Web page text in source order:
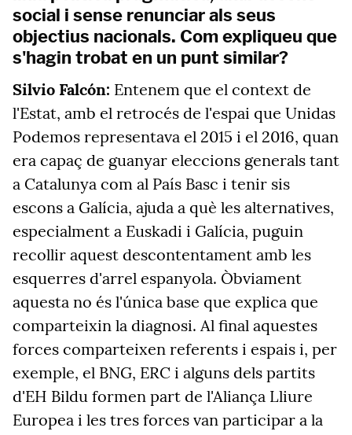
social i sense renunciar als seus
objectius nacionals. Com expliqueu que
s'hagin trobat en un punt similar?
Silvio Falcón: Entenem que el context de
l'Estat, amb el retrocés de l'espai que Unidas
Podemos representava el 2015 i el 2016, quan
era capaç de guanyar eleccions generals tant
a Catalunya com al País Basc i tenir sis
escons a Galícia, ajuda a què les alternatives,
especialment a Euskadi i Galícia, puguin
recollir aquest descontentament amb les
esquerres d'arrel espanyola. Òbviament
aquesta no és l'única base que explica que
comparteixin la diagnosi. Al final aquestes
forces comparteixen referents i espais i, per
exemple, el BNG, ERC i alguns dels partits
d'EH Bildu formen part de l'Aliança Lliure
Europea i les tres forces van participar a la